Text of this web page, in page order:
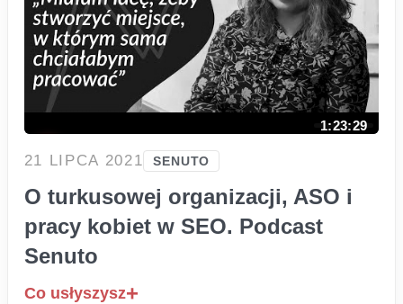
1:23:29
21 LIPCA 2021 SENUTO
O turkusowej organizacji, ASO i
pracy kobiet w SEO. Podcast
Senuto
Co usłyszysz